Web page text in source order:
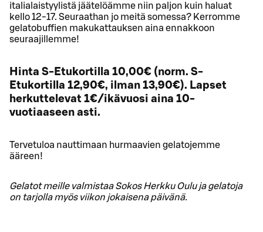
italialaistyylistä jäätelöämme niin paljon kuin haluat
kello 12-17. Seuraathan jo meitä somessa? Kerromme
gelatobuffien makukattauksen aina ennakkoon
seuraajillemme!
Hinta S-Etukortilla 10,00€ (norm. S-
Etukortilla 12,90€, ilman 13,90€). Lapset
herkuttelevat 1€/ikävuosi aina 10-
vuotiaaseen asti.
Tervetuloa nauttimaan hurmaavien gelatojemme
ääreen!
Gelatot meille valmistaa Sokos Herkku Oulu ja gelatoja
on tarjolla myös viikon jokaisena päivänä.